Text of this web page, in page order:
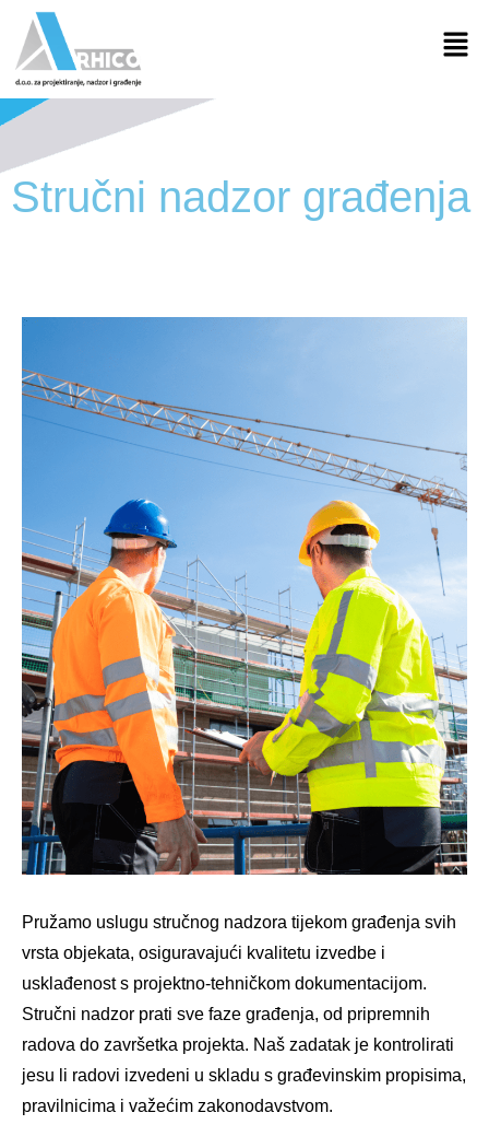
Stručni nadzor građenja
Pružamo uslugu stručnog nadzora tijekom građenja svih
vrsta objekata, osiguravajući kvalitetu izvedbe i
usklađenost s projektno-tehničkom dokumentacijom.
Stručni nadzor prati sve faze građenja, od pripremnih
radova do završetka projekta. Naš zadatak je kontrolirati
jesu li radovi izvedeni u skladu s građevinskim propisima,
pravilnicima i važećim zakonodavstvom.